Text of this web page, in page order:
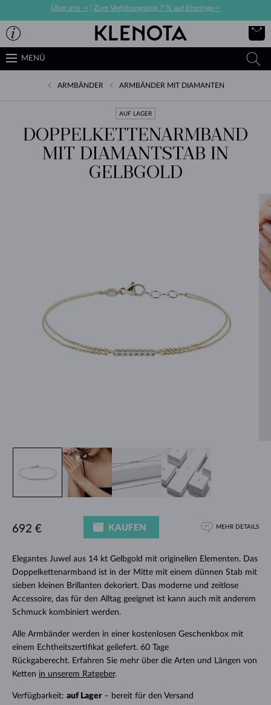
Über uns -> Zum Verlobungsring 7 % auf Eheringe->
MENÜ
ARMBÄNDER ARMBÄNDER MIT DIAMANTEN
AUF LAGER
DOPPELKETTENARMBAND
MIT DIAMANTSTAB IN
GELBGOLD
Elegantes Juwel aus 14 kt Gelbgold mit originellen Elementen. Das
Doppelkettenarmband ist in der Mitte mit einem dünnen Stab mit
sieben kleinen Brillanten dekoriert. Das moderne und zeitlose
Accessoire, das für den Alltag geeignet ist kann auch mit anderem
Schmuck kombiniert werden.
Alle Armbänder werden in einer kostenlosen Geschenkbox mit
einem Echtheitszertifikat geliefert. 60 Tage
Rückgaberecht. Erfahren Sie mehr über die Arten und Längen von
Ketten in unserem Ratgeber.
Verfügbarkeit: auf Lager– bereit für den Versand
692 € KAUFEN MEHR DETAILS